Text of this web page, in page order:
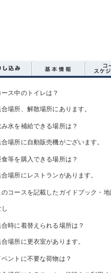
ース中のトイレは？
場所、解散場所にあります。
水を補給できる場所は？
場所に自動販売機がございます。
等を購入できる場所は？
場所にレストランがあります。
のコースを記載したガイドブック・地
時に着替えられる場所は？
場所に更衣室があります。
ベントに不要な荷物は？